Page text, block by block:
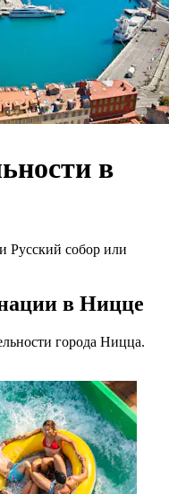
в
Русский собор или
в Ницце
города Ницца.